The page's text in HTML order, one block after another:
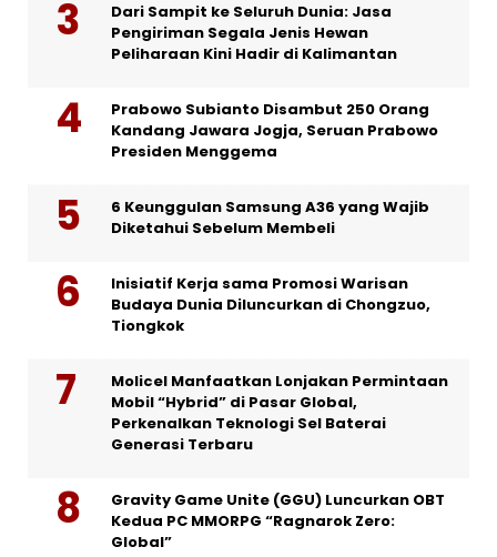
Dari Sampit ke Seluruh Dunia: Jasa
Pengiriman Segala Jenis Hewan
Peliharaan Kini Hadir di Kalimantan
Prabowo Subianto Disambut 250 Orang
Kandang Jawara Jogja, Seruan Prabowo
Presiden Menggema
6 Keunggulan Samsung A36 yang Wajib
Diketahui Sebelum Membeli
Inisiatif Kerja sama Promosi Warisan
Budaya Dunia Diluncurkan di Chongzuo,
Tiongkok
Molicel Manfaatkan Lonjakan Permintaan
Mobil “Hybrid” di Pasar Global,
Perkenalkan Teknologi Sel Baterai
Generasi Terbaru
Gravity Game Unite (GGU) Luncurkan OBT
Kedua PC MMORPG “Ragnarok Zero:
Global”